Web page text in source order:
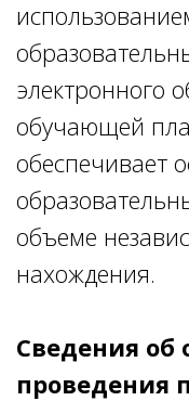
электронного
обучающей
обеспечивает
объеме
нахождения.
Сведения об
проведения